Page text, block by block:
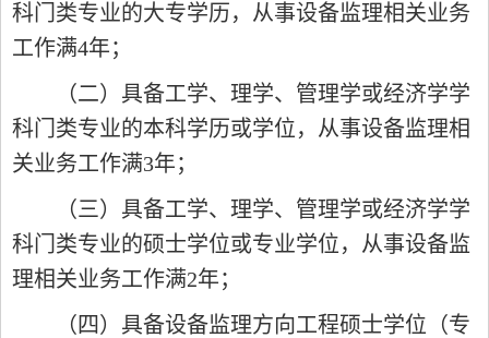
科门类专业的大专学历，从事设备监理相关业务
工作满4年；
（二）具备工学、理学、管理学或经济学学
科门类专业的本科学历或学位，从事设备监理相
关业务工作满3年；
（三）具备工学、理学、管理学或经济学学
科门类专业的硕士学位或专业学位，从事设备监
理相关业务工作满2年；
（四）具备设备监理方向工程硕士学位（专